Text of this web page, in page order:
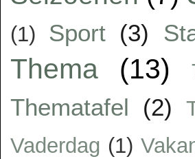
(1) Sport (3)
Thema (13)
Thematafel (2)
Vaderdag (1)